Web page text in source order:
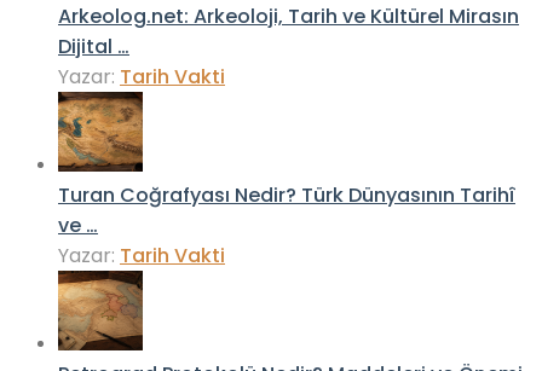
Arkeolog.net: Arkeoloji, Tarih ve Kültürel Mirasın
Dijital …
Yazar: Tarih Vakti
Turan Coğrafyası Nedir? Türk Dünyasının Tarihî
ve …
Yazar: Tarih Vakti